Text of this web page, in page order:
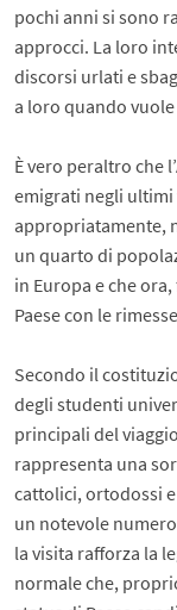
pochi anni si sono
approcci. La loro
discorsi urlati e
a loro quando vuole
È vero peraltro che
emigrati negli ultimi
appropriatamente,
un quarto di
in Europa e che
Paese con le
Secondo il
degli studenti
principali del
rappresenta una
cattolici, ortodossi
un notevole
la visita rafforza la
normale che,